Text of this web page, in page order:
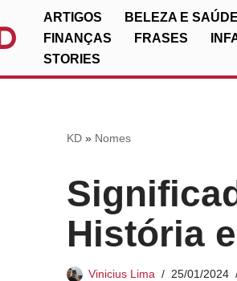
ARTIGOS BELEZA E SAÚDE
FINANÇAS
FRASES
STORIES
KD» Nomes
História
Vinicius Lima 25/01/2024